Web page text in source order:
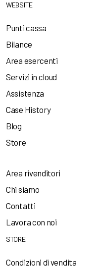
WEBSITE
Punti cassa
Bilance
Area esercenti
Servizi in cloud
Assistenza
Case History
Blog
Store
Area rivenditori
Chi siamo
Contatti
Lavora con noi
STORE
Condizioni di vendita